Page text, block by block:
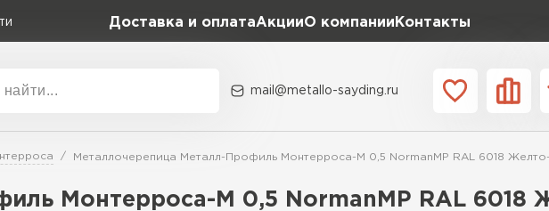
Доставка и оплатаАкцииО компании Контакты
Коллекция
Classic Grand Line
Доборные элементы
mail@metallo-sayding.ru
Металлочерепица Металл-Профиль Монтерроса-M 0,5 NormanMP RAL 6018
Монтерроса-M 0,5 NormanMP RAL 6018